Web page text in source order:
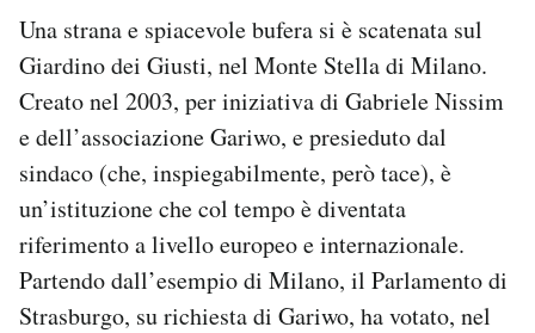
I MIEI PREFERITI
SHOP
CALENDARIO
AREA PERSONALE
Area Personale
Una strana e spiacevole bufera si è scatenata sul
Giardino dei Giusti, nel Monte Stella di Milano.
Creato nel 2003, per iniziativa di Gabriele Nissim
e dell’associazione Gariwo, e presieduto dal
sindaco (che, inspiegabilmente, però tace), è
un’istituzione che col tempo è diventata
riferimento a livello europeo e internazionale.
Partendo dall’esempio di Milano, il Parlamento di
Strasburgo, su richiesta di Gariwo, ha votato, nel